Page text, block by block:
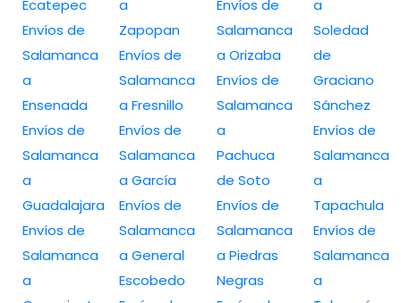
Ecatepec
Envíos de
Salamanca
a
Ensenada
Envíos de
Salamanca
a
Guadalajara
Envíos de
Salamanca
a
a
Zapopan
Envíos de
Salamanca
a Fresnillo
Envíos de
Salamanca
a García
Envíos de
Salamanca
a General
Escobedo
Envíos de
Salamanca
a Orizaba
Envíos de
Salamanca
a
Pachuca
de Soto
Envíos de
Salamanca
a Piedras
Negras
a
Soledad
de
Graciano
Sánchez
Envíos de
Salamanca
a
Tapachula
Envíos de
Salamanca
a